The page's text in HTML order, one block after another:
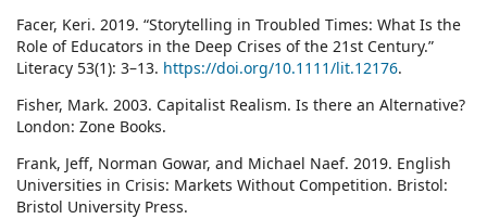
Facer, Keri. 2019. “Storytelling in Troubled Times: What Is the
Role of Educators in the Deep Crises of the 21st Century.”
Literacy 53(1): 3–13. https://doi.org/10.1111/lit.12176.
Fisher, Mark. 2003. Capitalist Realism. Is there an Alternative?
London: Zone Books.
Frank, Jeff, Norman Gowar, and Michael Naef. 2019. English
Universities in Crisis: Markets Without Competition. Bristol:
Bristol University Press.